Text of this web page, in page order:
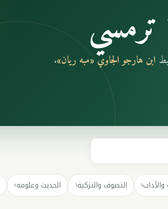
ابن هارجو الجاوي «مبه ريان».
والآداب٥ التصوف والتزكية٦ الحديث وعلومه٧